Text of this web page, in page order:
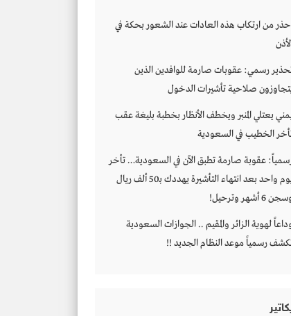
من ارتكاب هذه العادات عند الشعور بحكة في
رسمي: عقوبات صارمة للوافدين الذين
صلاحية تأشيرات الدخول
يعتلي المنبر ويخطف الأنظار بخطبة بليغة عقب
الخطيب في السعودية
عقوبة صارمة تطبق الآن في السعودية… تأخر
يوم واحد بعد انتهاء التأشيرة يهددك بـ50 ألف ريال
6 أشهر وترحيل!
لهوية الزائر والمقيم .. الجوازات السعودية
رسمياً موعد النظام الجديد !!